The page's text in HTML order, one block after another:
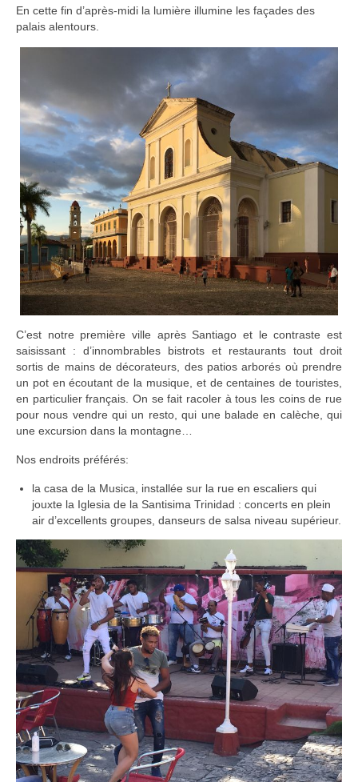
En cette fin d’après-midi la lumière illumine les façades des
palais alentours.
C’est notre première ville après Santiago et le contraste est
saisissant : d’innombrables bistrots et restaurants tout droit
sortis de mains de décorateurs, des patios arborés où prendre
un pot en écoutant de la musique, et de centaines de touristes,
en particulier français. On se fait racoler à tous les coins de rue
pour nous vendre qui un resto, qui une balade en calèche, qui
une excursion dans la montagne…
Nos endroits préférés:
la casa de la Musica, installée sur la rue en escaliers qui
jouxte la Iglesia de la Santisima Trinidad : concerts en plein
air d’excellents groupes, danseurs de salsa niveau supérieur.